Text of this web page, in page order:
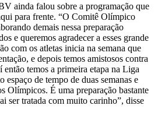
ainda falou sobre a programação que
para frente. “O Comitê Olímpico
demais nessa preparação
e queremos agradecer a esses grande
com os atletas inicia na semana que
e depois temos amistosos contra
temos a primeira etapa na Liga
de tempo de duas semanas e
Olímpicos. É uma preparação bastante
ser tratada com muito carinho”, disse